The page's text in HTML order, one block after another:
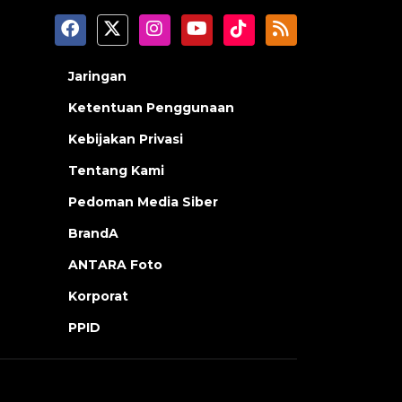
Jaringan
Ketentuan Penggunaan
Kebijakan Privasi
Tentang Kami
Pedoman Media Siber
BrandA
ANTARA Foto
Korporat
PPID